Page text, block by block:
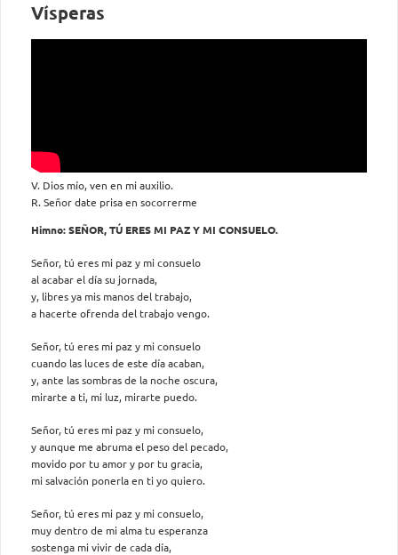
Vísperas
V. Dios mío, ven en mi auxilio.
R. Señor date prisa en socorrerme
Himno: SEÑOR, TÚ ERES MI PAZ Y MI CONSUELO.
Señor, tú eres mi paz y mi consuelo
al acabar el día su jornada,
y, libres ya mis manos del trabajo,
a hacerte ofrenda del trabajo vengo.
Señor, tú eres mi paz y mi consuelo
cuando las luces de este día acaban,
y, ante las sombras de la noche oscura,
mirarte a ti, mi luz, mirarte puedo.
Señor, tú eres mi paz y mi consuelo,
y aunque me abruma el peso del pecado,
movido por tu amor y por tu gracia,
mi salvación ponerla en ti yo quiero.
Señor, tú eres mi paz y mi consuelo,
muy dentro de mi alma tu esperanza
sostenga mi vivir de cada día,